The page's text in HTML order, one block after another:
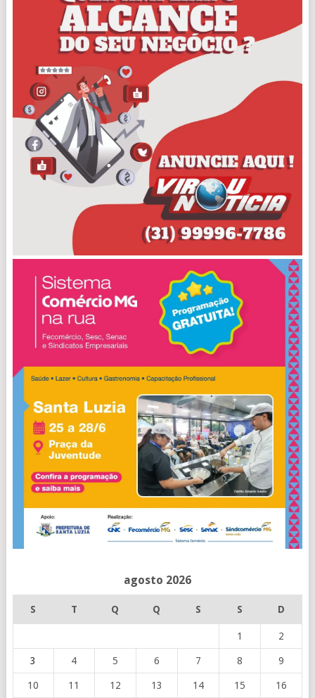
agosto 2026
S T Q Q S S D
1 2
3 4 5 6 7 8 9
10 11 12 13 14 15 16